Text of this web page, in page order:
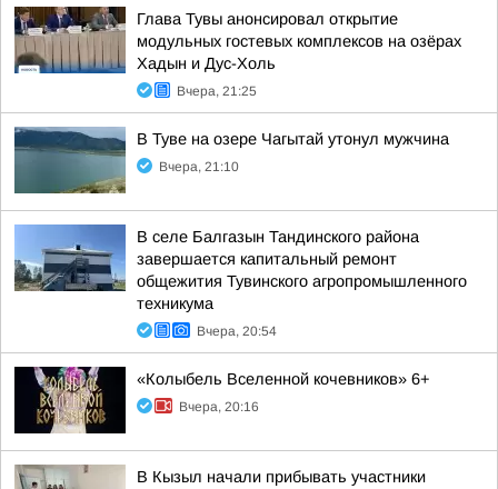
Глава Тувы анонсировал открытие
модульных гостевых комплексов на озёрах
Хадын и Дус-Холь
Вчера, 21:25
В Туве на озере Чагытай утонул мужчина
Вчера, 21:10
В селе Балгазын Тандинского района
завершается капитальный ремонт
общежития Тувинского агропромышленного
техникума
Вчера, 20:54
«Колыбель Вселенной кочевников» 6+
Вчера, 20:16
В Кызыл начали прибывать участники